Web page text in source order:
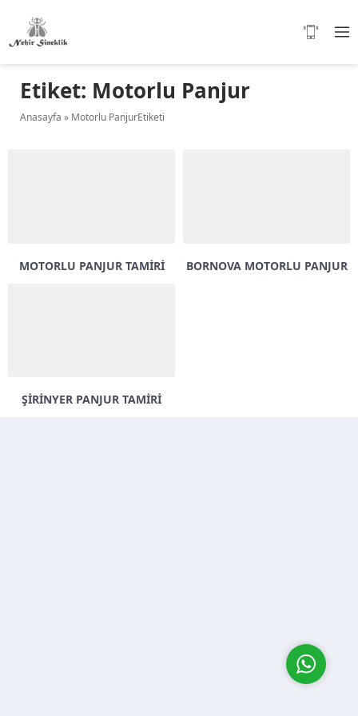
Etiket: Motorlu Panjur
Anasayfa » Motorlu PanjurEtiketi
MOTORLU PANJUR TAMIRI BORNOVA MOTORLU PANJUR
ŞIRINYER PANJUR TAMIRI